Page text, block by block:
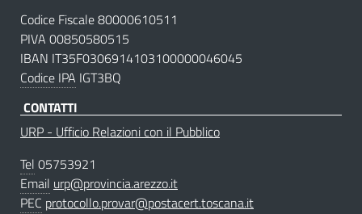
Codice Fiscale 80000610511
PIVA 00850580515
IBAN IT35F0306914103100000046045
Codice IPA IGT3BQ
CONTATTI
URP - Ufficio Relazioni con il Pubblico
Tel 05753921
Email urp@provincia.arezzo.it
PEC protocollo.provar@postacert.toscana.it